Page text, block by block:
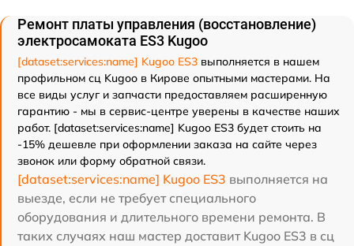
Ремонт платы управления (восстановление)
электросамоката ES3 Kugoo
[dataset:services:name] Kugoo ES3 выполняется в нашем
профильном сц Kugoo в Кирове опытными мастерами. На
все виды услуг и запчасти предоставляем расширенную
гарантию - мы в сервис-центре уверены в качестве наших
работ. [dataset:services:name] Kugoo ES3 будет стоить на
-15% дешевле при оформлении заказа на сайте через
звонок или форму обратной связи.
[dataset:services:name] Kugoo ES3 выполняется на
выезде, если не требует специального
оборудования и длительного времени ремонта. В
таких случаях наш мастер доставит Kugoo ES3 в сц